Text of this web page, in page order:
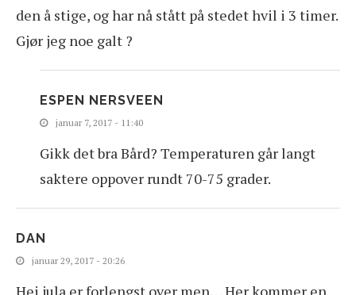
den å stige, og har nå stått på stedet hvil i 3 timer.
Gjør jeg noe galt ?
ESPEN NERSVEEN
januar 7, 2017 - 11:40
Gikk det bra Bård? Temperaturen går langt
saktere oppover rundt 70-75 grader.
DAN
januar 29, 2017 - 20:26
Hei jula er forlengst over men… Her kommer en